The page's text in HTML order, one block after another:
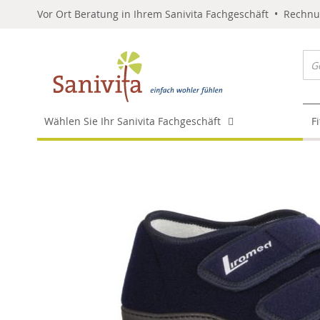
Vor Ort Beratung in Ihrem Sanivita Fachgeschäft •
Wählen Sie Ihr Sanivita Fachgeschäft